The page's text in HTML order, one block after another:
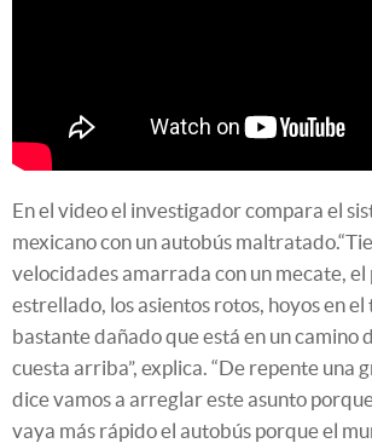
En el video el investigador compara el
mexicano con un autobús
velocidades amarrada con un mecate,
estrellado, los asientos rotos, hoyos en
bastante dañado que está en un camino
cuesta arriba”, explica. “De repente una
dice vamos a arreglar este asunto
vaya más rápido el autobús porque el